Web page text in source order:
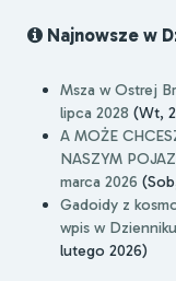
Najnowsze w
Msza w Ostrej
lipca 2028 (Wt,
A MOŻE
NASZYM
marca 2026
Gadoidy z
wpis w
lutego 2026)